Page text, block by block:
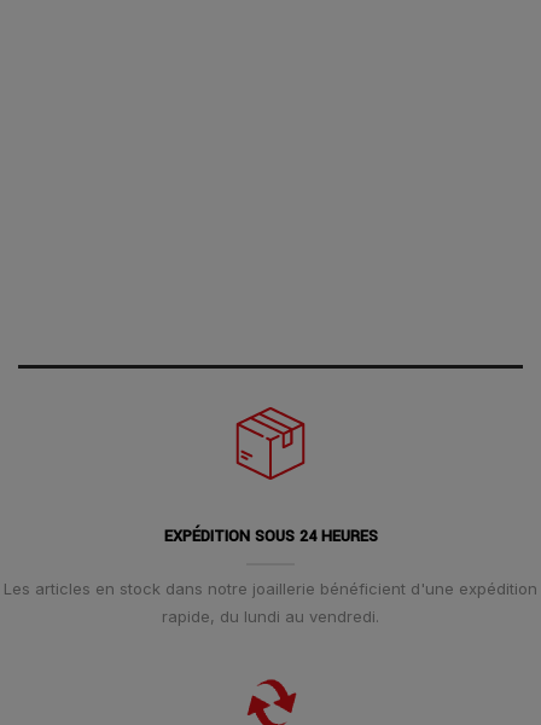
EXPÉDITION SOUS 24 HEURES
Les articles en stock dans notre joaillerie bénéficient d'une expédition
rapide, du lundi au vendredi.